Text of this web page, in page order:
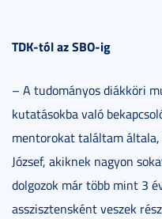
TDK-tól az SBO-ig
– A tudományos diákköri
kutatásokba való
mentorokat találtam
József, akiknek nagyon
dolgozok már több mint 3
asszisztensként veszek